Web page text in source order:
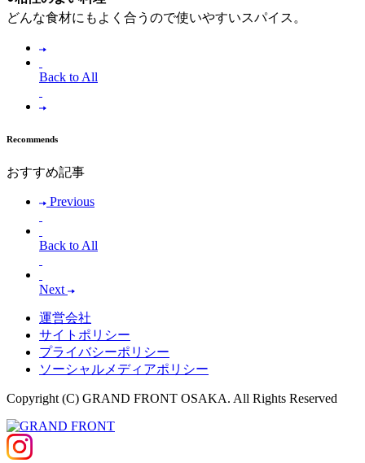
どんな食材にもよく合うので使いやすいスパイス。
Back to All
Recommends
おすすめ記事
Previous
Back to All
Next
運営会社
サイトポリシー
プライバシーポリシー
ソーシャルメディアポリシー
Copyright (C) GRAND FRONT OSAKA. All Rights Reserved